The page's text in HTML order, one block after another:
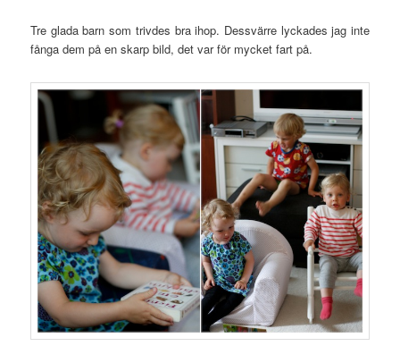
Tre glada barn som trivdes bra ihop. Dessvärre lyckades jag inte
fånga dem på en skarp bild, det var för mycket fart på.